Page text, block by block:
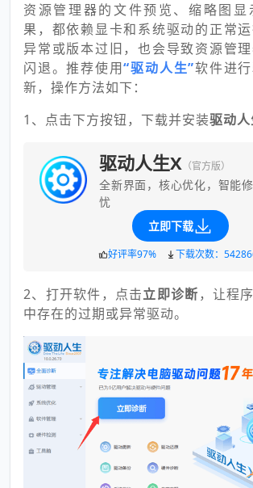
资源管理器的文件预览、缩略图显
果，都依赖显卡和系统驱动的正常
异常或版本过旧，也会导致资源管
闪退。推荐使用“驱动人生”软件进
新，操作方法如下：
1、点击下方按钮，下载并安装驱动
驱动人生X （官方版）
全新界面，核心优化，智能
忧
立即下载
好评率97% 下载次数：
2、打开软件，点击立即诊断 ，让程
中存在的过期或异常驱动。